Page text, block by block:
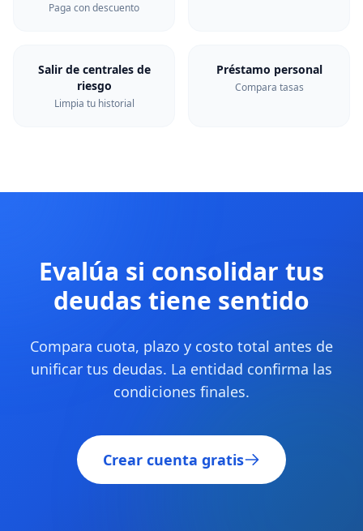
Paga con descuento
Salir de centrales de
riesgo
Limpia tu historial
Préstamo personal
Compara tasas
Evalúa si consolidar tus
deudas tiene sentido
Compara cuota, plazo y costo total antes de
unificar tus deudas. La entidad confirma las
condiciones finales.
Crear cuenta gratis